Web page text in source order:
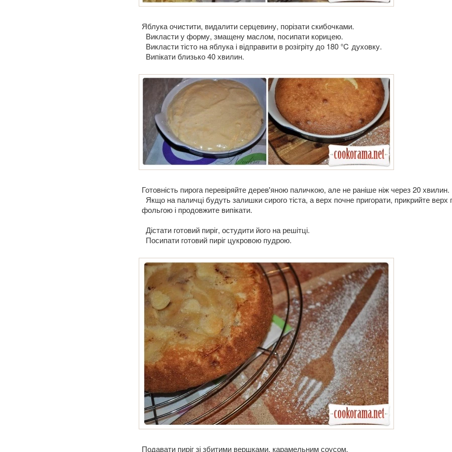
Яблука очистити, видалити серцевину, порізати скибочками.
Викласти у форму, змащену маслом, посипати корицею.
Викласти тісто на яблука і відправити в розігріту до 180 ℃ духовку.
Випікати близько 40 хвилин.
Готовність пирога перевіряйте дерев'яною паличкою, але не раніше ніж через 20 хвилин.
Якщо на паличці будуть залишки сирого тіста, а верх почне пригорати, прикрийте верх
фольгою і продовжите випікати.
Дістати готовий пиріг, остудити його на решітці.
Посипати готовий пиріг цукровою пудрою.
Подавати пиріг зі збитими вершками, карамельним соусом.